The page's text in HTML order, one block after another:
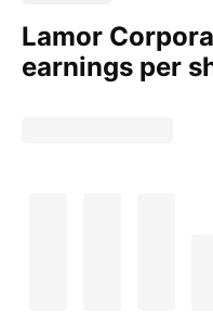
Lamor
earnings per